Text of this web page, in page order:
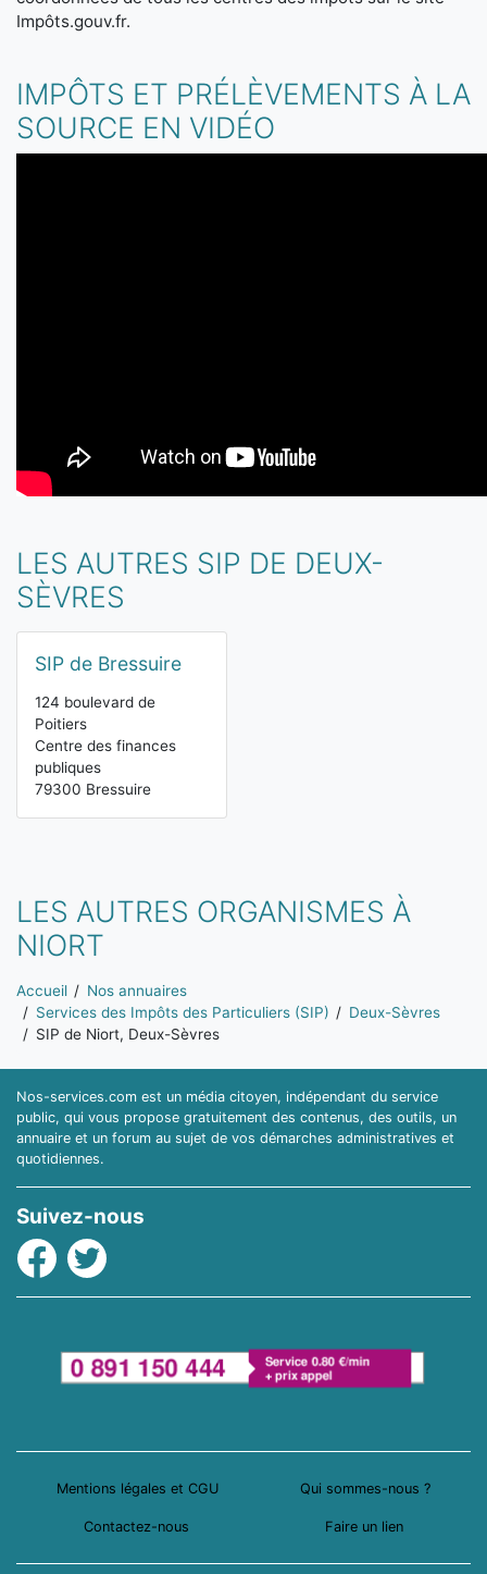
Impôts.gouv.fr.
IMPÔTS ET PRÉLÈVEMENTS À LA
SOURCE EN VIDÉO
LES AUTRES SIP DE DEUX-
SÈVRES
SIP de Bressuire
124 boulevard de
Poitiers
Centre des finances
publiques
79300 Bressuire
LES AUTRES ORGANISMES À
NIORT
Vous êtes ici:
Accueil
Nos annuaires
Services des Impôts des Particuliers (SIP)
Deux-Sèvres
SIP de Niort, Deux-Sèvres
Nos-services.com est un média citoyen, indépendant du service
public, qui vous propose gratuitement des contenus, des outils, un
annuaire et un forum au sujet de vos démarches administratives et
quotidiennes.
Suivez-nous
Facebook
Twitter
Mentions légales et CGU Qui sommes-nous ?
Contactez-nous Faire un lien